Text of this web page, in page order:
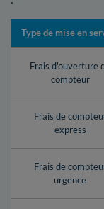
Type de mise en
Frais d'ouverture
compteur
Frais de
express
Frais de
urgence